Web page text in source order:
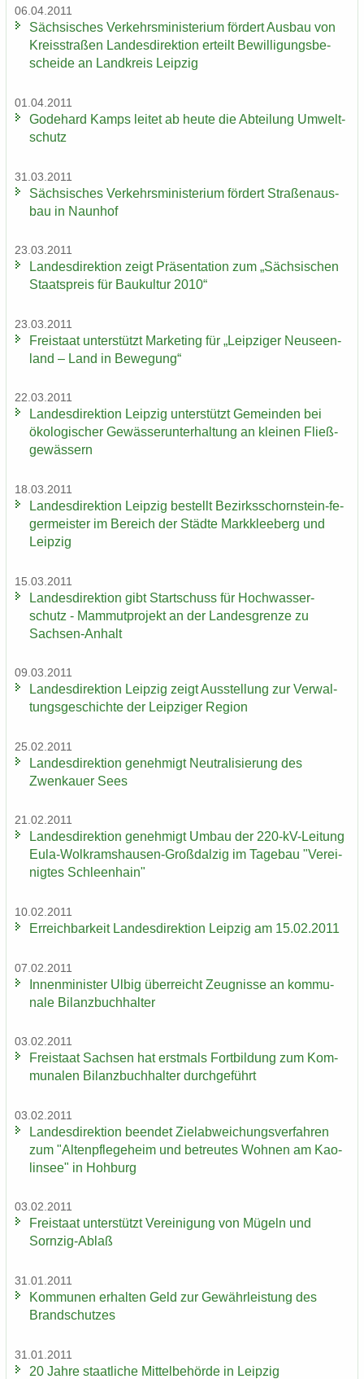
06.04.2011
Säch­si­sches Ver­kehrs­mi­nis­te­ri­um för­dert Aus­bau von
Kreis­stra­ßen Lan­des­di­rek­ti­on er­teilt Be­wil­li­gungs­be­
schei­de an Land­kreis Leip­zig
01.04.2011
Go­de­hard Kamps lei­tet ab heute die Ab­tei­lung Um­welt­
schutz
31.03.2011
Säch­si­sches Ver­kehrs­mi­nis­te­ri­um för­dert Stra­ßen­aus­
bau in Naun­hof
23.03.2011
Lan­des­di­rek­ti­on zeigt Prä­sen­ta­ti­on zum „Säch­si­schen
Staats­preis für Bau­kul­tur 2010“
23.03.2011
Frei­staat un­ter­stützt Mar­ke­ting für „Leip­zi­ger Neu­seen­
land – Land in Be­we­gung“
22.03.2011
Lan­des­di­rek­ti­on Leip­zig un­ter­stützt Ge­mein­den bei
öko­lo­gi­scher Ge­wäs­ser­un­ter­hal­tung an klei­nen Fließ­
ge­wäs­sern
18.03.2011
Lan­des­di­rek­ti­on Leip­zig be­stellt Bezirksschornstein-​ fe­
ger­meis­ter im Be­reich der Städ­te Mark­klee­berg und
Leip­zig
15.03.2011
Lan­des­di­rek­ti­on gibt Start­schuss für Hoch­was­ser­
schutz - Mam­mut­pro­jekt an der Lan­des­gren­ze zu
Sachsen-​Anhalt
09.03.2011
Lan­des­di­rek­ti­on Leip­zig zeigt Aus­stel­lung zur Ver­wal­
tungs­ge­schich­te der Leip­zi­ger Re­gi­on
25.02.2011
Lan­des­di­rek­ti­on ge­neh­migt Neu­tra­li­sie­rung des
Zwenkau­er Sees
21.02.2011
Lan­des­di­rek­ti­on ge­neh­migt Umbau der 220-​kV-Leitung
Eula-​Wolkramshausen-Großdalzig im Ta­ge­bau "Ver­ei­
nig­tes Schleen­hain"
10.02.2011
Er­reich­bar­keit Lan­des­di­rek­ti­on Leip­zig am 15.02.2011
07.02.2011
In­nen­mi­nis­ter Ulbig über­reicht Zeug­nis­se an kom­mu­
na­le Bi­lanz­buch­hal­ter
03.02.2011
Frei­staat Sach­sen hat erst­mals Fort­bil­dung zum Kom­
mu­na­len Bi­lanz­buch­hal­ter durch­ge­führt
03.02.2011
Lan­des­di­rek­ti­on be­en­det Ziel­ab­wei­chungs­ver­fah­ren
zum "Al­ten­pfle­ge­heim und be­treu­tes Woh­nen am Kao­
lin­see" in Hoh­burg
03.02.2011
Frei­staat un­ter­stützt Ver­ei­ni­gung von Mü­geln und
Sornzig-​Ablaß
31.01.2011
Kom­mu­nen er­hal­ten Geld zur Ge­währ­leis­tung des
Brand­schut­zes
31.01.2011
20 Jahre staat­li­che Mit­tel­be­hör­de in Leip­zig